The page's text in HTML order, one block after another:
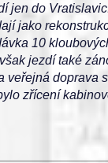
jen do
jako
10
jezdí také
zřícení